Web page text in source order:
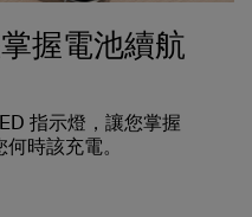
握電池續航
指示燈，讓您掌握
時該充電。